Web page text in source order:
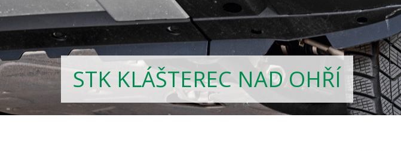
STK KLÁŠTEREC NAD OHŘÍ